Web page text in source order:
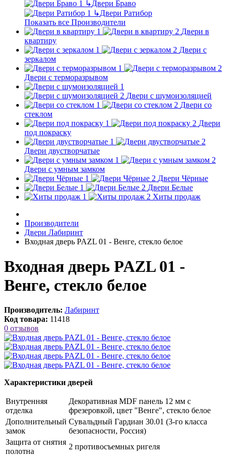
↳Двери Браво
↳Двери Ратибор
Показать все Производители
Двери в
квартиру
Двери с
зеркалом
Двери с терморазрывом
Двери с шумоизоляцией
Двери со
стеклом
Двери
под покраску
Двери двустворчатые
Двери с умным замком
Двери Чёрные
Двери Белые
Хиты продаж
Производители
Двери Лабиринт
Входная дверь PAZL 01 - Венге, стекло белое
Входная дверь PAZL 01 -
Венге, стекло белое
Производитель: Лабиринт
Код товара: 11418
0 отзывов
Характеристики дверей
Внутренняя
отделка
Декоративная MDF панель 12 мм с
фрезеровкой, цвет "Венге", стекло белое
Дополнительный
замок
Сувальдный Гардиан 30.01 (3-го класса
безопасности, Россия)
Защита от снятия
полотна
2 противосъемных ригеля